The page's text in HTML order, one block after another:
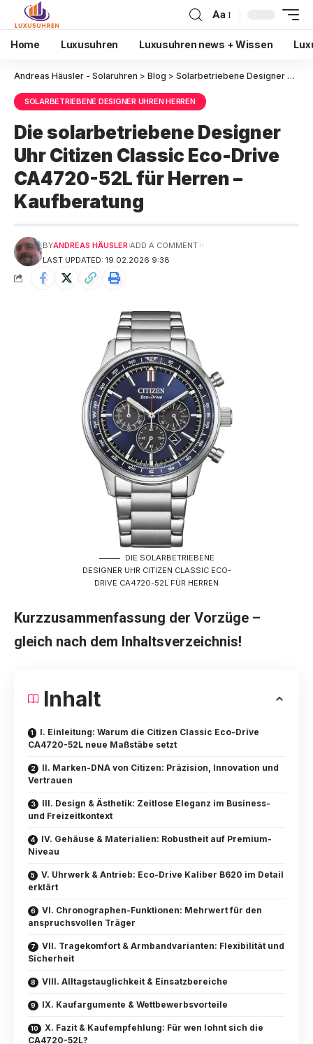
Aa
Home Luxusuhren Luxusuhren news + Wissen
Andreas Häusler - Solaruhren > Blog > Solarbetriebene Designer Uhren Herren
SOLARBETRIEBENE DESIGNER UHREN HERREN
Die solarbetriebene Designer
Uhr Citizen Classic Eco-Drive
CA4720-52L für Herren –
Kaufberatung
LAST UPDATED: 19.02.2026 9:38
BYANDREAS HÄUSLER ADD A COMMENT
DIE SOLARBETRIEBENE
DESIGNER UHR CITIZEN CLASSIC ECO-
DRIVE CA4720-52L FÜR HERREN
Kurzzusammenfassung der Vorzüge –
gleich nach dem Inhaltsverzeichnis!
Inhalt
I. Einleitung: Warum die Citizen Classic Eco-Drive
CA4720-52L neue Maßstäbe setzt
II. Marken-DNA von Citizen: Präzision, Innovation und
Vertrauen
III. Design & Ästhetik: Zeitlose Eleganz im Business-
und Freizeitkontext
IV. Gehäuse & Materialien: Robustheit auf Premium-
Niveau
V. Uhrwerk & Antrieb: Eco-Drive Kaliber B620 im Detail
erklärt
VI. Chronographen-Funktionen: Mehrwert für den
anspruchsvollen Träger
VII. Tragekomfort & Armbandvarianten: Flexibilität und
Sicherheit
VIII. Alltagstauglichkeit & Einsatzbereiche
IX. Kaufargumente & Wettbewerbsvorteile
X. Fazit & Kaufempfehlung: Für wen lohnt sich die
CA4720-52L?